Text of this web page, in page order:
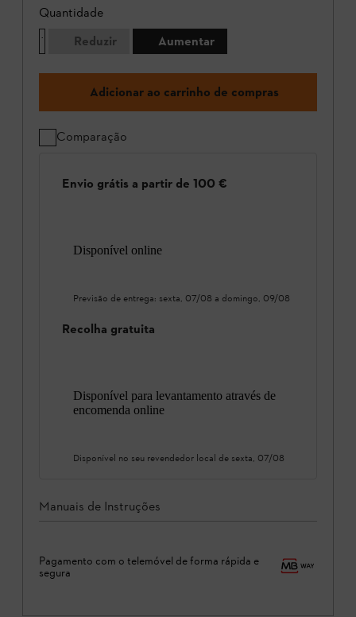
Quantidade
Reduzir
Aumentar
Adicionar ao carrinho de compras
Comparação
Envio grátis a partir de 100 €
Disponível online
Previsão de entrega: sexta, 07/08 a domingo, 09/08
Recolha gratuita
Disponível para levantamento através de
encomenda online
Disponível no seu revendedor local de sexta, 07/08
Manuais de Instruções
Pagamento com o telemóvel de forma rápida e
segura